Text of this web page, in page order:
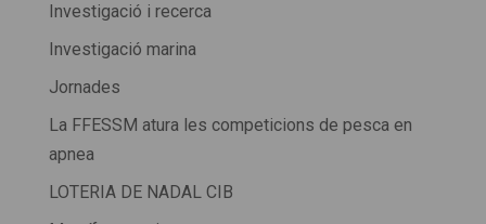
Investigació i recerca
Investigació marina
Jornades
La FFESSM atura les competicions de pesca en
apnea
LOTERIA DE NADAL CIB